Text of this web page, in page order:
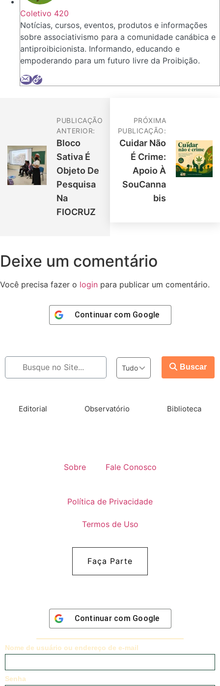
Coletivo 420
Notícias, cursos, eventos, produtos e informações
sobre associativismo para a comunidade canábica e
antiproibicionista. Informando, educando e
empoderando para um futuro livre da Proibição.
PUBLICAÇÃO
ANTERIOR:
Bloco
Sativa É
Objeto De
Pesquisa
Na
FIOCRUZ
PRÓXIMA
PUBLICAÇÃO:
Cuidar Não
É Crime:
Apoio À
SouCanna
Bis
Deixe um comentário
Você precisa fazer o login para publicar um comentário.
Continuar com Google
Tudo Buscar
Editorial Observatório Biblioteca
Sobre Fale Conosco
Política de Privacidade
Termos de Uso
Faça Parte
Continuar com Google
Nome de usuário ou endereço de e-mail
Senha